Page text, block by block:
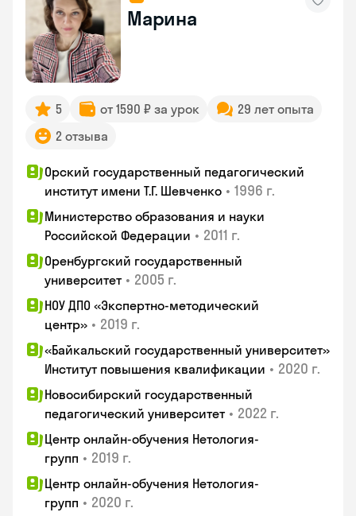
Марина
5 от 1590 ₽ за урок
29 лет опыта
2 отзыва
Орский государственный педагогический
институт имени Т.Г. Шевченко • 1996 г.
Министерство образования и науки
Российской Федерации • 2011 г.
Оренбургский государственный
университет • 2005 г.
НОУ ДПО «Экспертно-методический
центр» • 2019 г.
«Байкальский государственный университет»
Институт повышения квалификации • 2020 г.
Новосибирский государственный
педагогический университет • 2022 г.
Центр онлайн-обучения Нетология-
групп • 2019 г.
Центр онлайн-обучения Нетология-
групп • 2020 г.